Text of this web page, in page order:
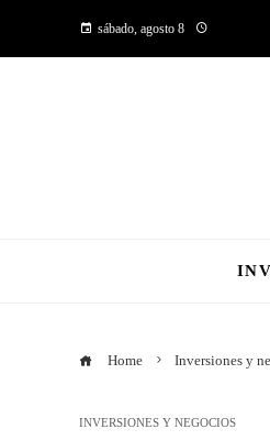
sábado, agosto 8
Home Inversiones y
INVERSIONES Y NEGOCIOS